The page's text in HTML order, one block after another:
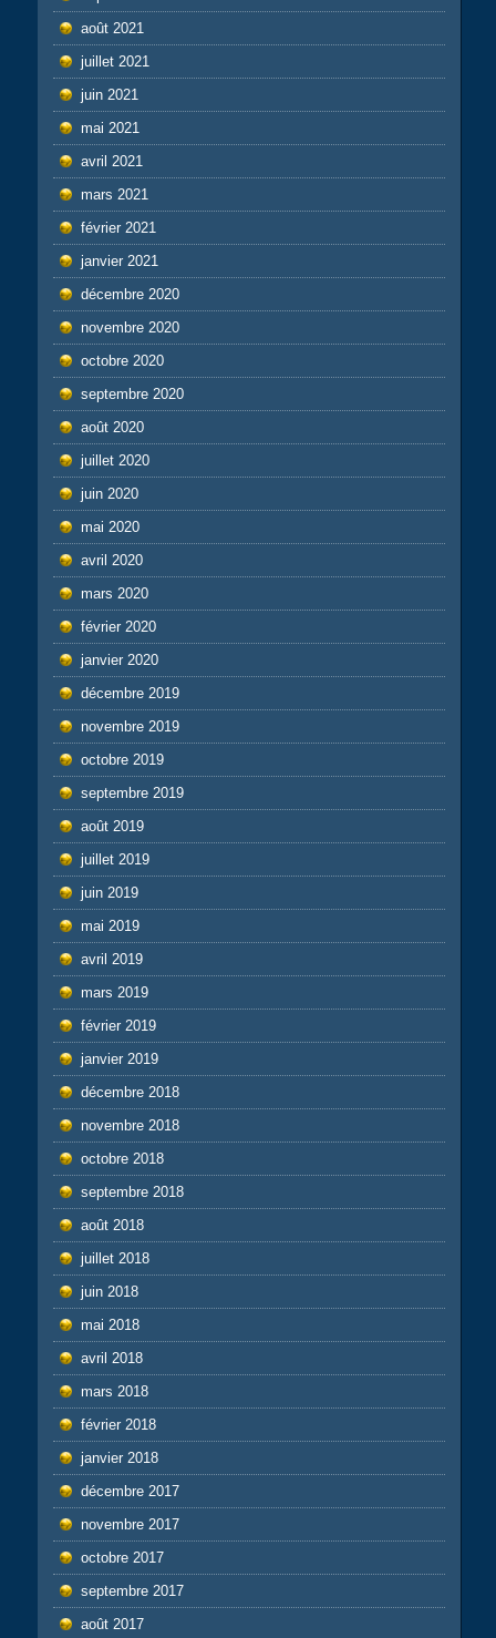
août 2021
juillet 2021
juin 2021
mai 2021
avril 2021
mars 2021
février 2021
janvier 2021
décembre 2020
novembre 2020
octobre 2020
septembre 2020
août 2020
juillet 2020
juin 2020
mai 2020
avril 2020
mars 2020
février 2020
janvier 2020
décembre 2019
novembre 2019
octobre 2019
septembre 2019
août 2019
juillet 2019
juin 2019
mai 2019
avril 2019
mars 2019
février 2019
janvier 2019
décembre 2018
novembre 2018
octobre 2018
septembre 2018
août 2018
juillet 2018
juin 2018
mai 2018
avril 2018
mars 2018
février 2018
janvier 2018
décembre 2017
novembre 2017
octobre 2017
septembre 2017
août 2017